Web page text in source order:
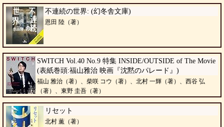
不連続の世界: (幻冬舎文庫)
恩田 陸（著）
SWITCH Vol.40 No.9 特集 INSIDE/OUTSIDE of The Movie
(表紙巻頭:福山雅治 映画『沈黙のパレード』)
福山 雅治（著）、柴咲 コウ（著）、北村 一輝（著）、西谷 弘
（著）、東野 圭吾（著）
リセット
北村 薫（著）